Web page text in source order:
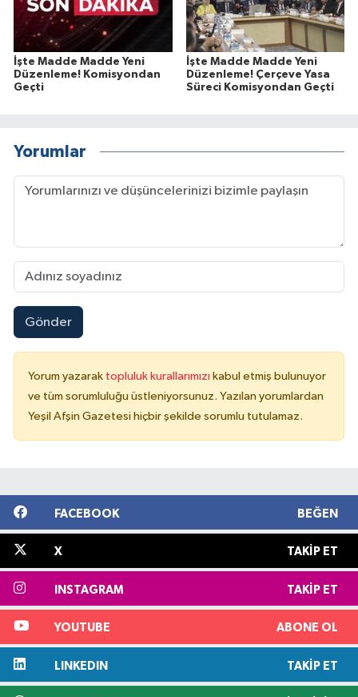
İşte Madde Madde Yeni
Düzenleme! Komisyondan
Geçti
İşte Madde Madde Yeni
Düzenleme! Çerçeve Yasa
Süreci Komisyondan Geçti
Yorumlar
Gönder
Yorum yazarak topluluk kurallarımızı kabul etmiş bulunuyor
ve tüm sorumluluğu üstleniyorsunuz. Yazılan yorumlardan
Yeşil Afşin Gazetesi hiçbir şekilde sorumlu tutulamaz.
FACEBOOK BEĞEN
X TAKIP ET
INSTAGRAM TAKIP ET
YOUTUBE ABONE OL
LINKEDIN TAKIP ET